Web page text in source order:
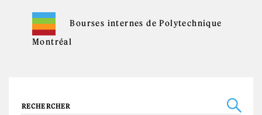
Bourses internes de Polytechnique
Montréal
Recherche